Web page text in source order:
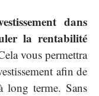
dans
la rentabilité
vous permettra
afin de
long terme. Sans